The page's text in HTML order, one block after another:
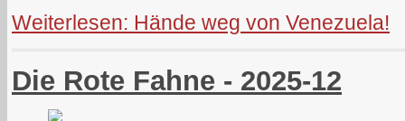
Weiterlesen: Hände weg von Venezuela!
Die Rote Fahne - 2025-12